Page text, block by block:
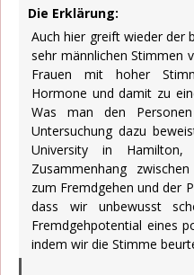
Die Erklärung:
Auch hier greift wieder der
sehr männlichen Stimmen
Frauen mit hoher
Hormone und damit zu
Was man den
Untersuchung dazu
University in Hamilton,
Zusammenhang
zum Fremdgehen und der
dass wir unbewusst
Fremdgehpotential eines
indem wir die Stimme